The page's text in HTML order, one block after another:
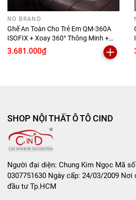
không hiệu quả, khó điều
thanh.
- Thiết kế kèn không phù hợp
âm trong quá trình hoạt động.
- Chất liệu kèn xe không đảm
ra âm thanh rõ ràng và vang
âm. Ngoài ra, thiết kế của sản
dùng dễ dàng hơn trong việc
trong quá trình sử dụng.
- Chất liệuKèn hơi 7 tấc 5
mạ inox
NO BRAND
Ghế An Toàn Cho Trẻ Em QM-360A
ISOFIX + Xoay 360° Thông Minh +
Khoá An Toàn 5 Điểm Phiên Bản Hiện
Đại Màu Xám Sang Trọng
3.681.000₫
SHOP NỘI THẤT Ô TÔ CIND
Người đại diện: Chung Kim Ngọc Mã
0307751630 Ngày cấp: 24/03/2009 Nơi
đầu tư Tp.HCM